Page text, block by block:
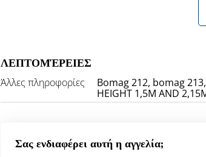
ΛΕΠΤΟΜΈΡΕΙΕΣ
Άλλες πληροφορίες
Bomag 212, bomag
HEIGHT 1,5M AND
Σας ενδιαφέρει αυτή η αγγελία;